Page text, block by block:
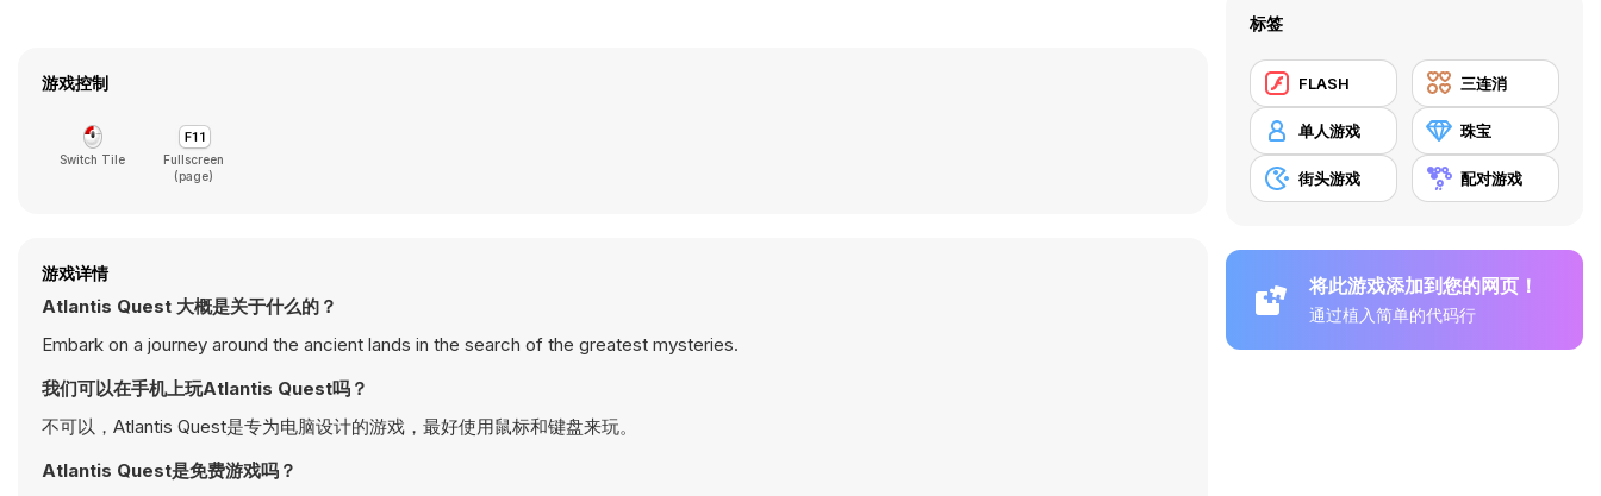
游戏控制
Switch Tile
Fullscreen
(page)
游戏详情
Atlantis Quest 大概是关于什么的？
Embark on a journey around the ancient lands in the search of the greatest mysteries.
我们可以在手机上玩Atlantis Quest吗？
不可以，Atlantis Quest是专为电脑设计的游戏，最好使用鼠标和键盘来玩。
Atlantis Quest是免费游戏吗？
标签
FLASH 三连消
单人游戏 珠宝
街头游戏 配对游戏
将此游戏添加到您的网页！
通过植入简单的代码行